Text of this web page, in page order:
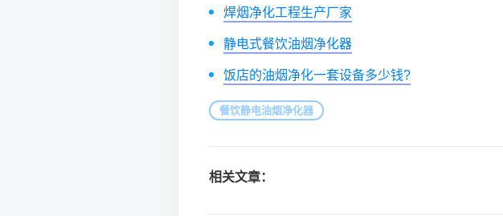
焊烟净化工程生产厂家
静电式餐饮油烟净化器
饭店的油烟净化一套设备多少钱?
餐饮静电油烟净化器
相关文章：